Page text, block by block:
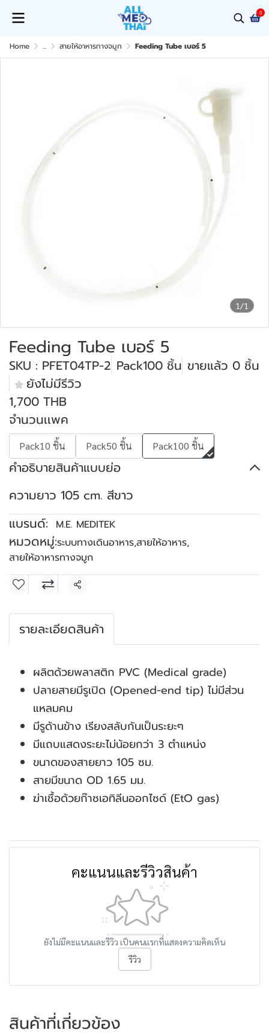
0
Home ... สายให้อาหารทางจมูก Feeding Tube เบอร์ 5
1/1
Feeding Tube เบอร์ 5
SKU : PFET04TP-2 Pack100 ชิ้น ขายแล้ว 0 ชิ้น
ยังไม่มีรีวิว
1,700 THB
จำนวนเเพค
Pack10 ชิ้น Pack50 ชิ้น Pack100 ชิ้น
คำอธิบายสินค้าแบบย่อ
ความยาว 105 cm. สีขาว
แบรนด์:
M.E. MEDITEK
หมวดหมู่:ระบบทางเดินอาหาร,สายให้อาหาร,
สายให้อาหารทางจมูก
แชร์
รายละเอียดสินค้า
ผลิตด้วยพลาสติก PVC (Medical grade)
ปลายสายมีรูเปิด (Opened-end tip) ไม่มีส่วน
แหลมคม
มีรูด้านข้าง เรียงสลับกันเป็นระยะๆ
มีแถบแสดงระยะไม่น้อยกว่า 3 ตำแหน่ง
ขนาดของสายยาว 105 ซม.
สายมีขนาด OD 1.65 มม.
ฆ่าเชื้อด้วยก๊าซเอทิลีนออกไซด์ (EtO gas)
คะแนนและรีวิวสินค้า
ยังไม่มีคะแนนและรีวิว เป็นคนแรกที่แสดงความคิดเห็น
รีวิว
สินค้าที่เกี่ยวข้อง